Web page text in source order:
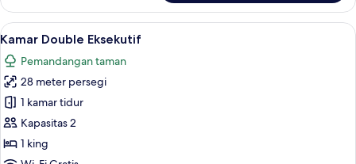
Executive
Double
Room
Lihat
semua
foto
untuk
Kamar
Double
Eksekutif
Kamar Double Eksekutif | Minibar,
8
Kamar Double Eksekutif
Pemandangan taman
28 meter persegi
1 kamar tidur
Kapasitas 2
1 king